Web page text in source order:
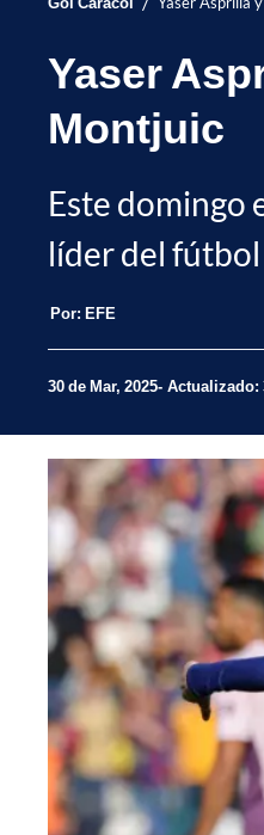
Yaser
Montjuic
Este domingo
líder del fútbol
Por: EFE
30 de Mar, 2025 Actualizado: